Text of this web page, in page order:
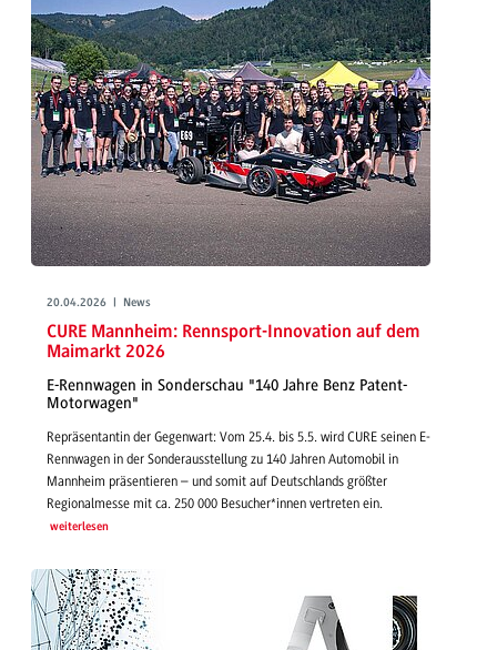
20.04.2026 | News
CURE Mannheim: Rennsport-Innovation auf dem
Maimarkt 2026
E-Rennwagen in Sonderschau "140 Jahre Benz Patent-
Motorwagen"
Repräsentantin der Gegenwart: Vom 25.4. bis 5.5. wird CURE seinen E-
Rennwagen in der Sonderausstellung zu 140 Jahren Automobil in
Mannheim präsentieren – und somit auf Deutschlands größter
Regionalmesse mit ca. 250 000 Besucher*innen vertreten ein.
weiterlesen